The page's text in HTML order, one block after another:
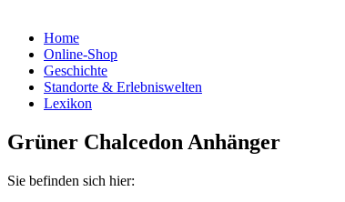
Home
Online-Shop
Geschichte
Standorte & Erlebniswelten
Lexikon
Grüner Chalcedon Anhänger
Sie befinden sich hier: